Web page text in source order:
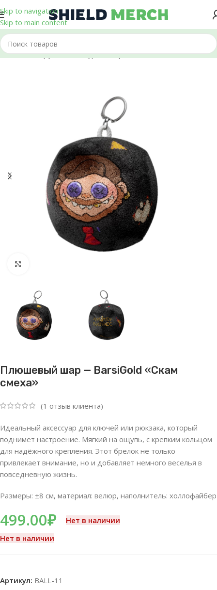
Skip to navigation
Skip to main content
Главная/Игрушки и Фигурки/Шары
Плюшевый шар — BarsiGold «Скам
смеха»
(1 отзыв клиента)
Идеальный аксессуар для ключей или рюкзака, который
поднимет настроение. Мягкий на ощупь, с крепким кольцом
для надёжного крепления. Этот брелок не только
привлекает внимание, но и добавляет немного веселья в
повседневную жизнь.
Размеры: ±8 см, материал: велюр, наполнитель: холлофайбер
499.00₽
Нет в наличии
Нет в наличии
Артикул: BALL-11